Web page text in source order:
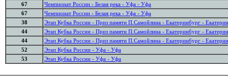
67
Чемпионат России - Белая река - Уфа - Уфа
67
Чемпионат России - Белая река - Уфа - Уфа
38
Этап Кубка России - Приз памяти П.Самойлина - Екатеринбург -
44
Этап Кубка России - Приз памяти П.Самойлина - Екатеринбург -
44
Этап Кубка России - Приз памяти П.Самойлина - Екатеринбург -
52
Этап Кубка России - Уфа - Уфа
53
Этап Кубка России - Уфа - Уфа